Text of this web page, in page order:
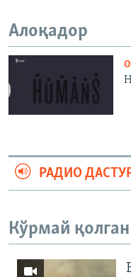
Алоқадор
РАДИО
Кўрмай